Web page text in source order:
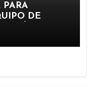
PARA
DE
DE